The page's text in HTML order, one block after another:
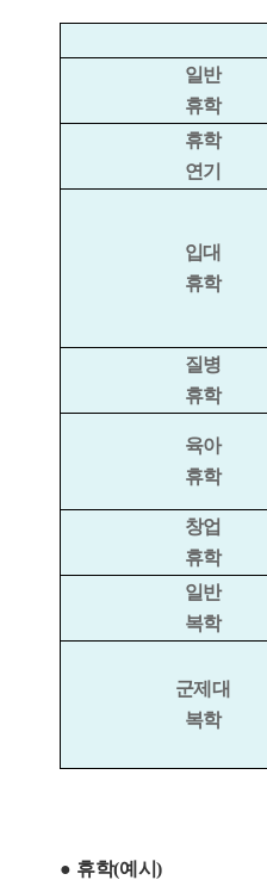
일반
휴학
휴학
연기
입대
휴학
질병
휴학
육아
휴학
창업
휴학
일반
복학
군제대
복학
● 휴학(예시 )